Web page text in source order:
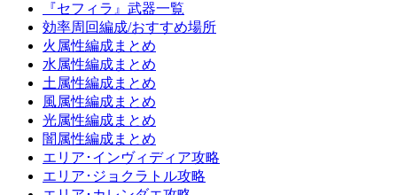
『セフィラ』武器一覧
効率周回編成/おすすめ場所
火属性編成まとめ
水属性編成まとめ
土属性編成まとめ
風属性編成まとめ
光属性編成まとめ
闇属性編成まとめ
エリア･インヴィディア攻略
エリア･ジョクラトル攻略